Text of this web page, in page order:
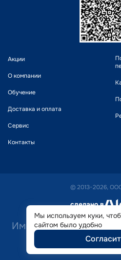
Акции
О компании
Обучение
Доставка и оплата
Сервис
Контакты
© 2013-2026,
сделано в
Имеются
консультация
Мы используем куки,
сайтом было удобно